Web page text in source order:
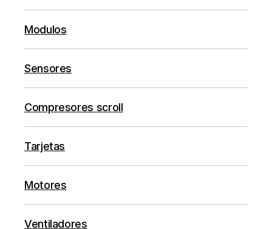
Modulos
Sensores
Compresores scroll
Tarjetas
Motores
Ventiladores